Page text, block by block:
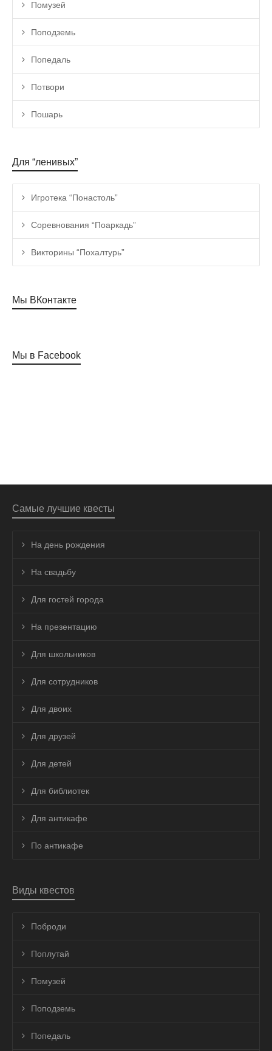
Помузей
Поподземь
Попедаль
Потвори
Пошарь
Для “ленивых”
Игротека “Понастоль”
Соревнования “Поаркадь”
Викторины “Похалтурь”
Мы ВКонтакте
Мы в Facebook
Самые лучшие квесты
На день рождения
На свадьбу
Для гостей города
На презентацию
Для школьников
Для сотрудников
Для двоих
Для друзей
Для детей
Для библиотек
Для антикафе
По антикафе
Виды квестов
Поброди
Поплутай
Помузей
Поподземь
Попедаль